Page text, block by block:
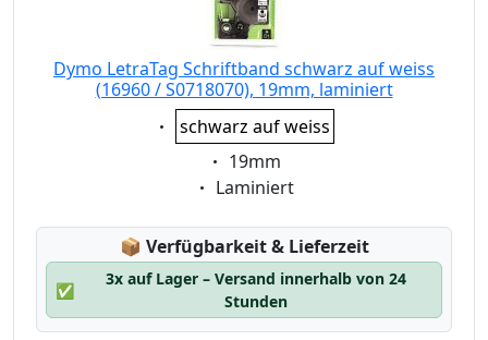
Dymo LetraTag Schriftband schwarz auf weiss
(16960 / S0718070), 19mm, laminiert
Eigenschaft:
schwarz auf weiss
Eigenschaft:
19mm
Eigenschaft:
Laminiert
📦 Lagerstatus:
Verfügbarkeit & Lieferzeit
✅
3x auf Lager – Versand innerhalb von 24
Stunden